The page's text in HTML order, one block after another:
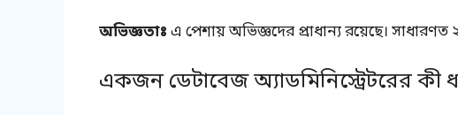
অভিজ্ঞতাঃ এ পেশায় অভিজ্ঞদের প্রাধান্য রয়েছে।
একজন ডেটাবেজ অ্যাডমিনিস্ট্রেটরের কী